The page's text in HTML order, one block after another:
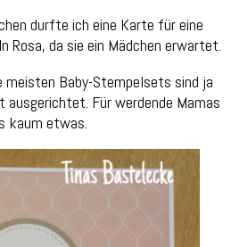
durfte ich eine Karte für eine
Rosa, da sie ein Mädchen erwartet.
meisten Baby-Stempelsets sind ja
ausgerichtet. Für werdende Mamas
kaum etwas.